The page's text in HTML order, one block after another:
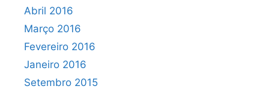
Abril 2016
Março 2016
Fevereiro 2016
Janeiro 2016
Setembro 2015